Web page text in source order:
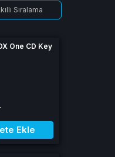
One CD Key
Ekle